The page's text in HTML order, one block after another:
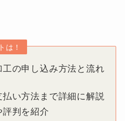
は！
の申し込み方法と流れ
い方法まで詳細に解説
判を紹介